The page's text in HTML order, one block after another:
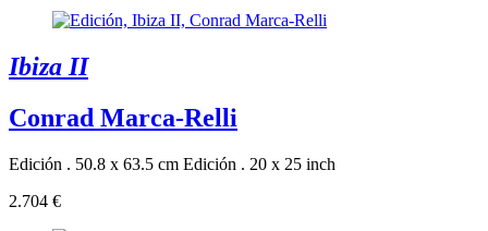
Ibiza II
Conrad Marca-Relli
Edición . 50.8 x 63.5 cm Edición . 20 x 25 inch
2.704 €